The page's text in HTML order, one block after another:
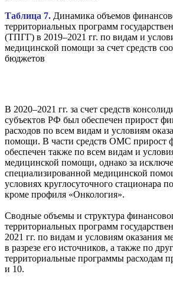
Таблица 7. Динамика объемов
территориальных программ
(ТПГГ) в 2019–2021 гг. по видам и
медицинской помощи за счет средств
бюджетов
В 2020–2021 гг. за счет средств
субъектов РФ был обеспечен прирост
расходов по всем видам и условиям
помощи. В части средств ОМС прирост
обеспечен также по всем видам и
медицинской помощи, однако за
специализированной медицинской
условиях круглосуточного стационара
кроме профиля «Онкология».
Сводные объемы и структура
территориальных программ
2021 гг. по видам и условиям оказания
в разрезе его источников, а также по
территориальные программы расходам
и 10.